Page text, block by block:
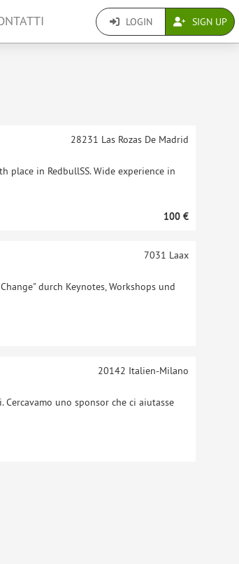
LOGIN SIGN UP
place in RedbullSS. Wide experience in
28231 Las Rozas De Madrid
100 €
durch Keynotes, Workshops und
7031 Laax
uno sponsor che ci aiutasse
20142 Italien-Milano